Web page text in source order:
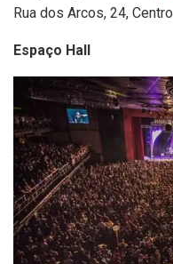
Rua dos Arcos, 24, Centro
Espaço Hall